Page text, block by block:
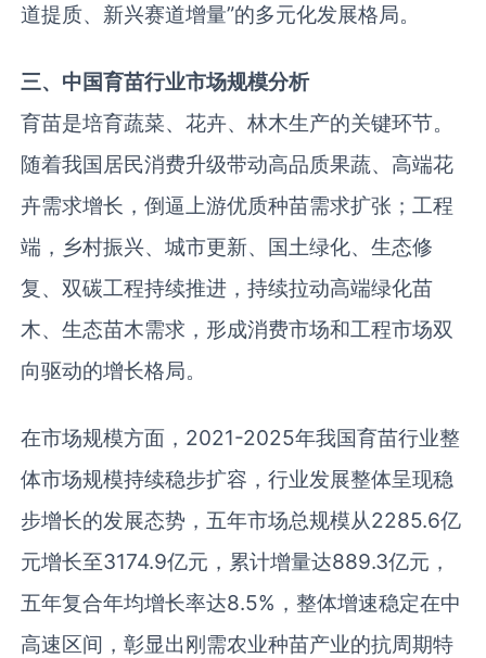
道提质、新兴赛道增量”的多元化发展格局。
三、中国育苗行业市场规模分析
育苗是培育蔬菜、花卉、林木生产的关键环节。
随着我国居民消费升级带动高品质果蔬、高端花
卉需求增长，倒逼上游优质种苗需求扩张；工程
端，乡村振兴、城市更新、国土绿化、生态修
复、双碳工程持续推进，持续拉动高端绿化苗
木、生态苗木需求，形成消费市场和工程市场双
向驱动的增长格局。
在市场规模方面，2021-2025年我国育苗行业整
体市场规模持续稳步扩容，行业发展整体呈现稳
步增长的发展态势，五年市场总规模从2285.6亿
元增长至3174.9亿元，累计增量达889.3亿元，
五年复合年均增长率达8.5%，整体增速稳定在中
高速区间，彰显出刚需农业种苗产业的抗周期特